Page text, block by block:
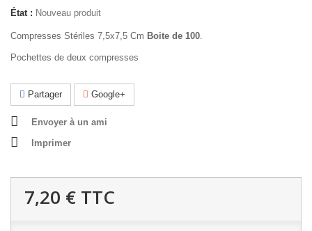
État : Nouveau produit
Compresses Stériles 7,5x7,5 Cm Boite de 100
Pochettes de deux compresses
Partager Google+
Envoyer à un ami
Imprimer
7,20 € TTC